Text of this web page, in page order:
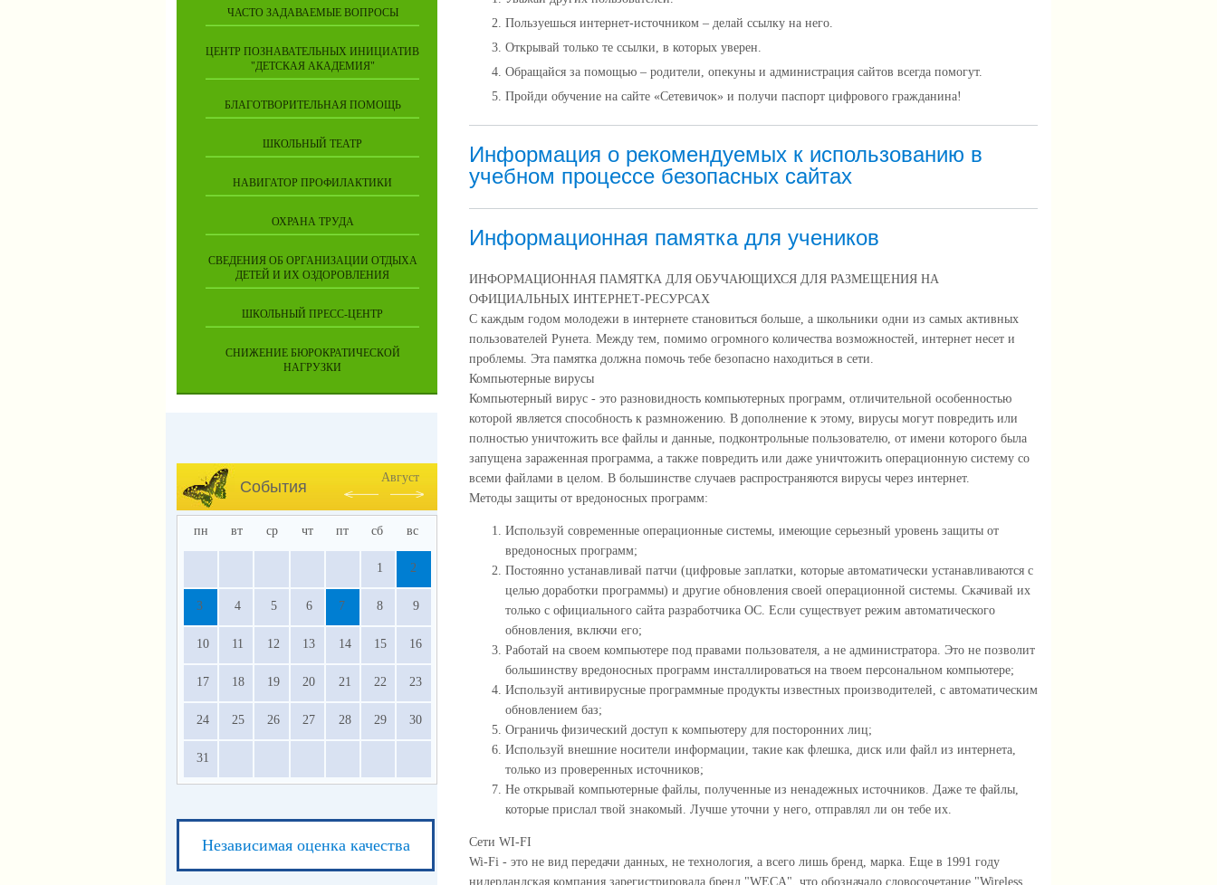
Пользуешься интернет-источником – делай ссылку на него.
Открывай только те ссылки, в которых уверен.
Обращайся за помощью – родители, опекуны и администрация сайтов всегда помогут.
Пройди обучение на сайте «Сетевичок» и получи паспорт цифрового гражданина!
Информация о рекомендуемых к использованию в
учебном процессе безопасных сайтах
Информационная памятка для учеников
ИНФОРМАЦИОННАЯ ПАМЯТКА ДЛЯ ОБУЧАЮЩИХСЯ ДЛЯ РАЗМЕЩЕНИЯ НА
ОФИЦИАЛЬНЫХ ИНТЕРНЕТ-РЕСУРСАХ
С каждым годом молодежи в интернете становиться больше, а школьники одни из самых активных
пользователей Рунета. Между тем, помимо огромного количества возможностей, интернет несет и
проблемы. Эта памятка должна помочь тебе безопасно находиться в сети.
Компьютерные вирусы
Компьютерный вирус - это разновидность компьютерных программ, отличительной особенностью
которой является способность к размножению. В дополнение к этому, вирусы могут повредить или
полностью уничтожить все файлы и данные, подконтрольные пользователю, от имени которого была
запущена зараженная программа, а также повредить или даже уничтожить операционную систему со
всеми файлами в целом. В большинстве случаев распространяются вирусы через интернет.
Методы защиты от вредоносных программ:
Используй современные операционные системы, имеющие серьезный уровень защиты от
вредоносных программ;
Постоянно устанавливай патчи (цифровые заплатки, которые автоматически устанавливаются с
целью доработки программы) и другие обновления своей операционной системы. Скачивай их
только с официального сайта разработчика ОС. Если существует режим автоматического
обновления, включи его;
Работай на своем компьютере под правами пользователя, а не администратора. Это не позволит
большинству вредоносных программ инсталлироваться на твоем персональном компьютере;
Используй антивирусные программные продукты известных производителей, с автоматическим
обновлением баз;
Ограничь физический доступ к компьютеру для посторонних лиц;
Используй внешние носители информации, такие как флешка, диск или файл из интернета,
только из проверенных источников;
Не открывай компьютерные файлы, полученные из ненадежных источников. Даже те файлы,
которые прислал твой знакомый. Лучше уточни у него, отправлял ли он тебе их.
Сети WI-FI
Wi-Fi - это не вид передачи данных, не технология, а всего лишь бренд, марка. Еще в 1991 году
нидерландская компания зарегистрировала бренд "WECA", что обозначало словосочетание "Wireless
ЧАСТО ЗАДАВАЕМЫЕ ВОПРОСЫ
ЦЕНТР ПОЗНАВАТЕЛЬНЫХ ИНИЦИАТИВ
"ДЕТСКАЯ АКАДЕМИЯ"
БЛАГОТВОРИТЕЛЬНАЯ ПОМОЩЬ
ШКОЛЬНЫЙ ТЕАТР
НАВИГАТОР ПРОФИЛАКТИКИ
ОХРАНА ТРУДА
СВЕДЕНИЯ ОБ ОРГАНИЗАЦИИ ОТДЫХА
ДЕТЕЙ И ИХ ОЗДОРОВЛЕНИЯ
ШКОЛЬНЫЙ ПРЕСС-ЦЕНТР
СНИЖЕНИЕ БЮРОКРАТИЧЕСКОЙ
НАГРУЗКИ
События
Август
пн вт ср чт пт сб вс
1 2
3 4 5 6 7 8 9
10 11 12 13 14 15 16
17 18 19 20 21 22 23
24 25 26 27 28 29 30
31
Независимая оценка качества